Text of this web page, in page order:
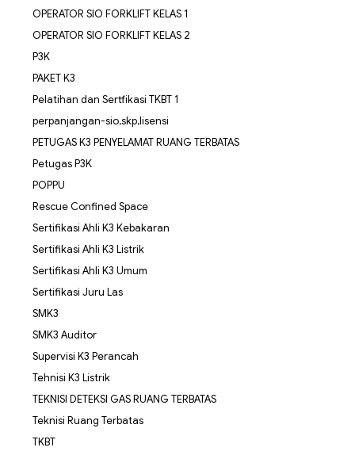
OPERATOR SIO FORKLIFT KELAS 1
OPERATOR SIO FORKLIFT KELAS 2
P3K
PAKET K3
Pelatihan dan Sertfikasi TKBT 1
perpanjangan-sio,skp,lisensi
PETUGAS K3 PENYELAMAT RUANG TERBATAS
Petugas P3K
POPPU
Rescue Confined Space
Sertifikasi Ahli K3 Kebakaran
Sertifikasi Ahli K3 Listrik
Sertifikasi Ahli K3 Umum
Sertifikasi Juru Las
SMK3
SMK3 Auditor
Supervisi K3 Perancah
Tehnisi K3 Listrik
TEKNISI DETEKSI GAS RUANG TERBATAS
Teknisi Ruang Terbatas
TKBT